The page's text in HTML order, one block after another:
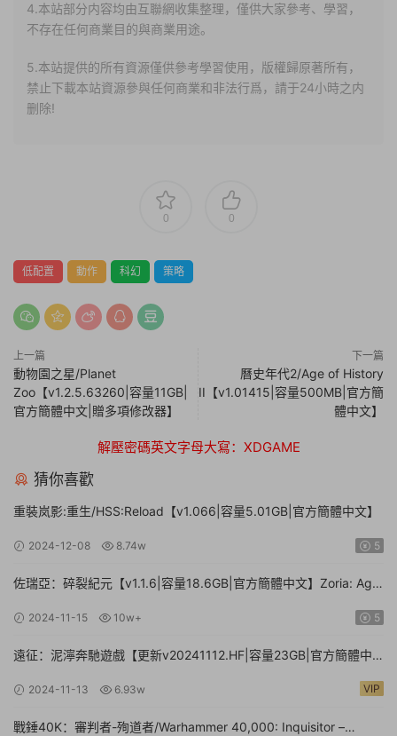
4.本站部分内容均由互聯網收集整理，僅供大家參考、學習，
不存在任何商業目的與商業用途。
5.本站提供的所有資源僅供參考學習使用，版權歸原著所有，
禁止下載本站資源參與任何商業和非法行爲，請于24小時之内
删除!
0 0
低配置 動作 科幻 策略
上一篇
動物園之星/Planet
Zoo【v1.2.5.63260|容量11GB|
官方簡體中文|贈多項修改器】
下一篇
曆史年代2/Age of History
II【v1.01415|容量500MB|官方簡
體中文】
解壓密碼英文字母大寫：XDGAME
猜你喜歡
重裝岚影:重生/HSS:Reload【v1.066|容量5.01GB|官方簡體中文】
2024-12-08 8.74w 5
佐瑞亞：碎裂紀元【v1.1.6|容量18.6GB|官方簡體中文】Zoria: Age
2024-11-15 10w+ 5
遠征：泥濘奔馳遊戲【更新v20241112.HF|容量23GB|官方簡體中
2024-11-13 6.93w VIP
戰錘40K：審判者-殉道者/Warhammer 40,000: Inquisitor –